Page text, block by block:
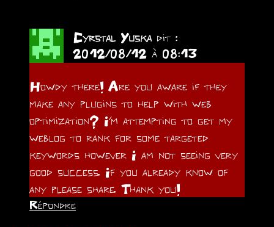
Cyrstal Yuska dit :
2012/08/12 à 08:13
Howdy there! Are you aware if they
make any plugins to help with web
optimization? I’m attempting to get my
weblog to rank for some targeted
keywords however I am not seeing very
good success. If you already know of
any please share. Thank you!
Répondre